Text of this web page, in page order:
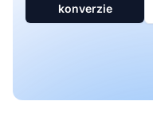
konverzie